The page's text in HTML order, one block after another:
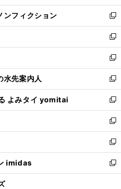
開
く
ウ
で
開
く
ン
ド
ウ
で
開
く
ウ
ィ
ン
ド
ウ
で
開
く
ンフィクション
新
し
い
ウ
ィ
ン
ド
ウ
で
開
く
新
し
い
ウ
ィ
ン
ド
ウ
で
開
く
新
し
い
ウ
ィ
ン
ド
ウ
で
開
く
水先案内人
新
し
い
ウ
ィ
ン
ド
ウ
で
開
よみタイ yomitai
新
し
い
ウ
ィ
ン
ド
ウ
新
し
い
ウ
ィ
ン
新
し
い
ウ
imidas
新
し